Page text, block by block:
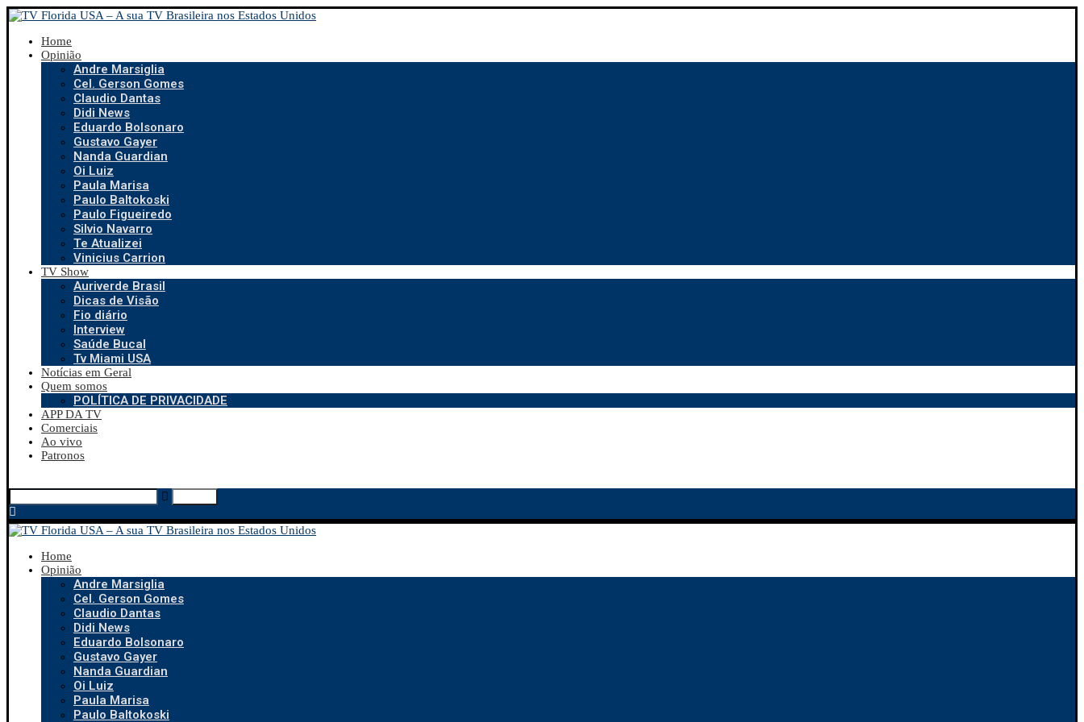
Home
Opinião
Andre Marsiglia
Cel. Gerson Gomes
Claudio Dantas
Didi News
Eduardo Bolsonaro
Gustavo Gayer
Nanda Guardian
Oi Luiz
Paula Marisa
Paulo Baltokoski
Paulo Figueiredo
Silvio Navarro
Te Atualizei
Vinicius Carrion
TV Show
Auriverde Brasil
Dicas de Visão
Fio diário
Interview
Saúde Bucal
Tv Miami USA
Notícias em Geral
Quem somos
POLÍTICA DE PRIVACIDADE
APP DA TV
Comerciais
Ao vivo
Patronos
Home
Opinião
Andre Marsiglia
Cel. Gerson Gomes
Claudio Dantas
Didi News
Eduardo Bolsonaro
Gustavo Gayer
Nanda Guardian
Oi Luiz
Paula Marisa
Paulo Baltokoski